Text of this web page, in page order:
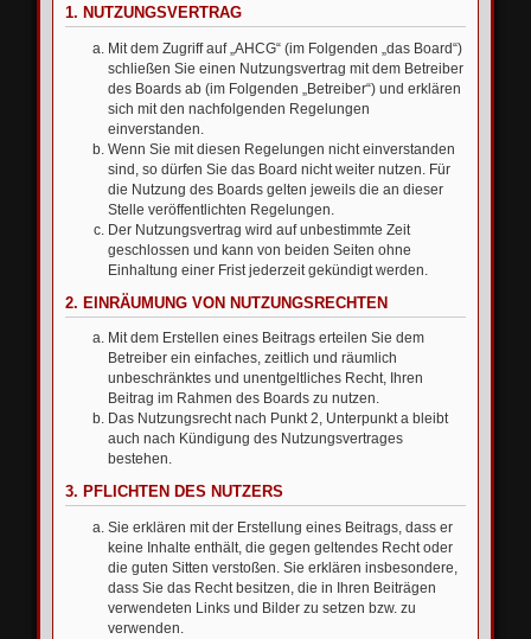
1. NUTZUNGSVERTRAG
Mit dem Zugriff auf „AHCG“ (im Folgenden „das Board“)
schließen Sie einen Nutzungsvertrag mit dem Betreiber
des Boards ab (im Folgenden „Betreiber“) und erklären
sich mit den nachfolgenden Regelungen
einverstanden.
Wenn Sie mit diesen Regelungen nicht einverstanden
sind, so dürfen Sie das Board nicht weiter nutzen. Für
die Nutzung des Boards gelten jeweils die an dieser
Stelle veröffentlichten Regelungen.
Der Nutzungsvertrag wird auf unbestimmte Zeit
geschlossen und kann von beiden Seiten ohne
Einhaltung einer Frist jederzeit gekündigt werden.
2. EINRÄUMUNG VON NUTZUNGSRECHTEN
Mit dem Erstellen eines Beitrags erteilen Sie dem
Betreiber ein einfaches, zeitlich und räumlich
unbeschränktes und unentgeltliches Recht, Ihren
Beitrag im Rahmen des Boards zu nutzen.
Das Nutzungsrecht nach Punkt 2, Unterpunkt a bleibt
auch nach Kündigung des Nutzungsvertrages
bestehen.
3. PFLICHTEN DES NUTZERS
Sie erklären mit der Erstellung eines Beitrags, dass er
keine Inhalte enthält, die gegen geltendes Recht oder
die guten Sitten verstoßen. Sie erklären insbesondere,
dass Sie das Recht besitzen, die in Ihren Beiträgen
verwendeten Links und Bilder zu setzen bzw. zu
verwenden.